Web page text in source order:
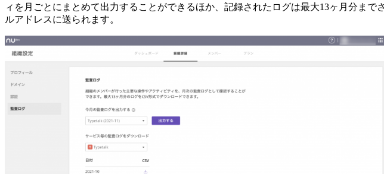
ィを月ごとにまとめて出力することができるほか、記録されたログは最大13ヶ月分ま
ルアドレスに送られます。